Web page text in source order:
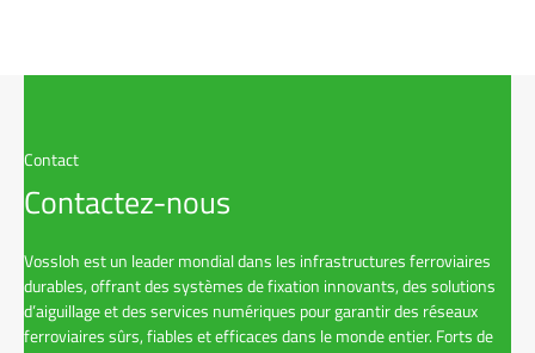
Contact
Contactez-nous
Vossloh est un leader mondial dans les infrastructures ferroviaires
durables, offrant des systèmes de fixation innovants, des solutions
d’aiguillage et des services numériques pour garantir des réseaux
ferroviaires sûrs, fiables et efficaces dans le monde entier. Forts de